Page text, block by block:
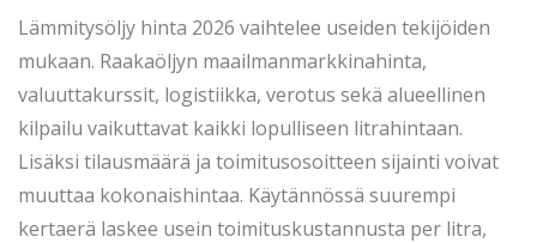
Lämmitysöljy hinta 2026 vaihtelee useiden tekijöiden
mukaan. Raakaöljyn maailmanmarkkinahinta,
valuuttakurssit, logistiikka, verotus sekä alueellinen
kilpailu vaikuttavat kaikki lopulliseen litrahintaan.
Lisäksi tilausmäärä ja toimitusosoitteen sijainti voivat
muuttaa kokonaishintaa. Käytännössä suurempi
kertaerä laskee usein toimituskustannusta per litra,